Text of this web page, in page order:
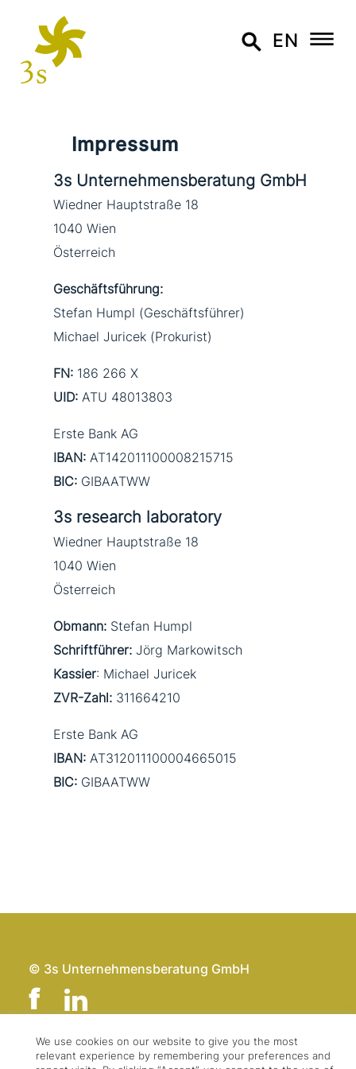
EN
Impressum
3s Unternehmensberatung GmbH
Wiedner Hauptstraße 18
1040 Wien
Österreich
Geschäftsführung:
Stefan Humpl (Geschäftsführer)
Michael Juricek (Prokurist)
FN: 186 266 X
UID: ATU 48013803
Erste Bank AG
IBAN: AT142011100008215715
BIC: GIBAATWW
3s research laboratory
Wiedner Hauptstraße 18
1040 Wien
Österreich
Obmann: Stefan Humpl
Schriftführer: Jörg Markowitsch
Kassier: Michael Juricek
ZVR-Zahl: 311664210
Erste Bank AG
IBAN: AT312011100004665015
BIC: GIBAATWW
© 3s Unternehmensberatung GmbH
Team Impressum
We use cookies on our website to give you the most
relevant experience by remembering your preferences and